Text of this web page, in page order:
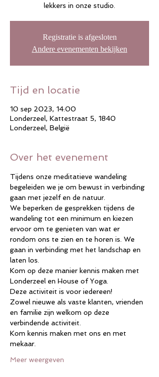
lekkers in onze studio.
Registratie is afgesloten
Andere evenementen bekijken
Tijd en locatie
10 sep 2023, 14:00
Londerzeel, Kattestraat 5, 1840
Londerzeel, België
Over het evenement
Tijdens onze meditatieve wandeling
begeleiden we je om bewust in verbinding
gaan met jezelf en de natuur.
We beperken de gesprekken tijdens de
wandeling tot een minimum en kiezen
ervoor om te genieten van wat er
rondom ons te zien en te horen is. We
gaan in verbinding met het landschap en
laten los.
Kom op deze manier kennis maken met
Londerzeel en House of Yoga.
Deze activiteit is voor iedereen!
Zowel nieuwe als vaste klanten, vrienden
en familie zijn welkom op deze
verbindende activiteit.
Kom kennis maken met ons en met
mekaar.
Meer weergeven